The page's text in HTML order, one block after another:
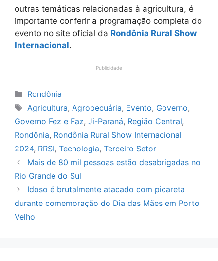
outras temáticas relacionadas à agricultura, é
importante conferir a programação completa do
evento no site oficial da Rondônia Rural Show
Internacional.
Publicidade
Categorias
Rondônia
Tags
Agricultura, Agropecuária, Evento, Governo,
Governo Fez e Faz, Ji-Paraná, Região Central,
Rondônia, Rondônia Rural Show Internacional
2024, RRSI, Tecnologia, Terceiro Setor
Mais de 80 mil pessoas estão desabrigadas no
Rio Grande do Sul
Idoso é brutalmente atacado com picareta
durante comemoração do Dia das Mães em Porto
Velho